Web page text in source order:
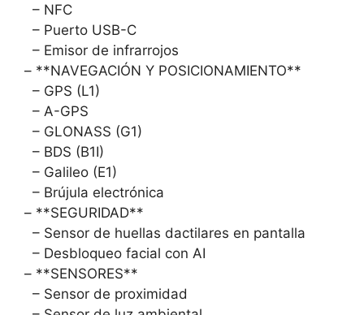
– NFC
– Puerto USB-C
– Emisor de infrarrojos
– **NAVEGACIÓN Y POSICIONAMIENTO**
– GPS (L1)
– A-GPS
– GLONASS (G1)
– BDS (B1I)
– Galileo (E1)
– Brújula electrónica
– **SEGURIDAD**
– Sensor de huellas dactilares en pantalla
– Desbloqueo facial con AI
– **SENSORES**
– Sensor de proximidad